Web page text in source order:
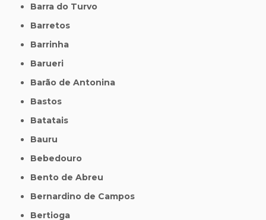
Barra do Turvo
Barretos
Barrinha
Barueri
Barão de Antonina
Bastos
Batatais
Bauru
Bebedouro
Bento de Abreu
Bernardino de Campos
Bertioga